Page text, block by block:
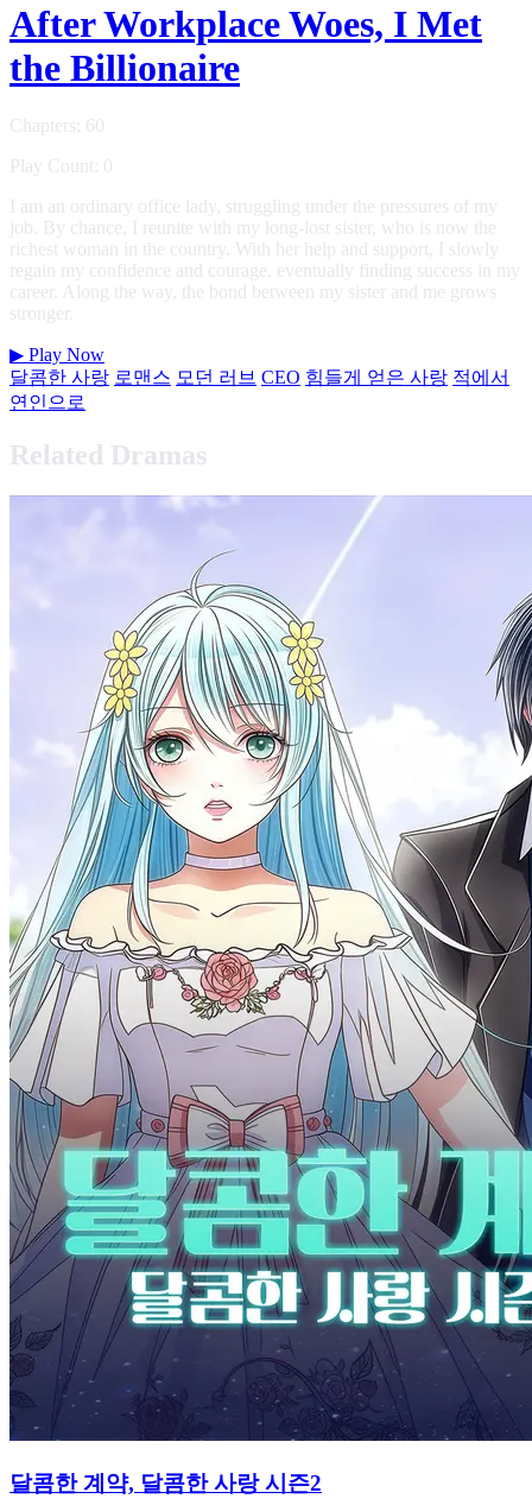
After Workplace Woes, I Met
the Billionaire
Chapters: 60
Play Count: 0
I am an ordinary office lady, struggling under the pressures of my
job. By chance, I reunite with my long-lost sister, who is now the
richest woman in the country. With her help and support, I slowly
regain my confidence and courage, eventually finding success in my
career. Along the way, the bond between my sister and me grows
stronger.
▶ Play Now
달콤한 사랑 로맨스 모던 러브 CEO 힘들게 얻은 사랑 적에서
연인으로
Related Dramas
달콤한 계약, 달콤한 사랑 시즌2